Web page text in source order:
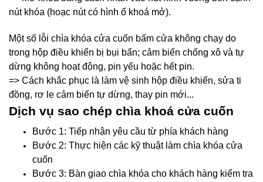
nút khóa (hoạc nút có hình ổ khoá mở).
Một số lỗi chìa khóa cửa cuốn bấm cửa không chạy do
trong hộp điều khiển bị bụi bẩn; cảm biến chống xô và tự
dừng không hoạt động, pin yếu hoặc hết pin.
=> Cách khắc phục là làm vệ sinh hộp điều khiển, sửa ti
đồng, rơ le cảm biến tự dừng, thay pin mới...
Dịch vụ sao chép chìa khoá cửa cuốn
Bước 1: Tiếp nhận yêu cầu từ phía khách hàng
Bước 2: Thực hiện các kỹ thuật làm chìa khóa cửa
cuốn
Bước 3: Bàn giao chìa khóa cho khách hàng kiểm tra